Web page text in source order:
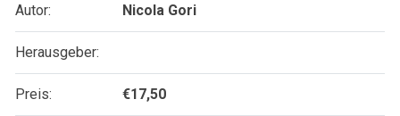
Autor: Nicola Gori
Herausgeber:
Preis: €17,50